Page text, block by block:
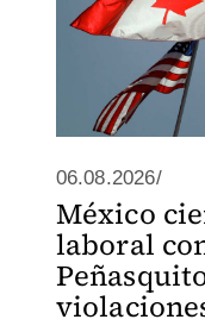
06.08.2026/
México
laboral